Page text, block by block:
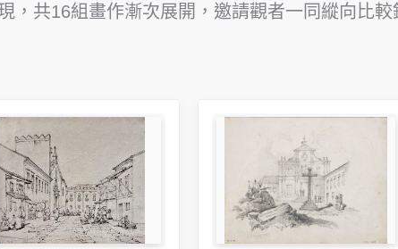
，共16組畫作漸次展開，邀請觀者一同縱向比